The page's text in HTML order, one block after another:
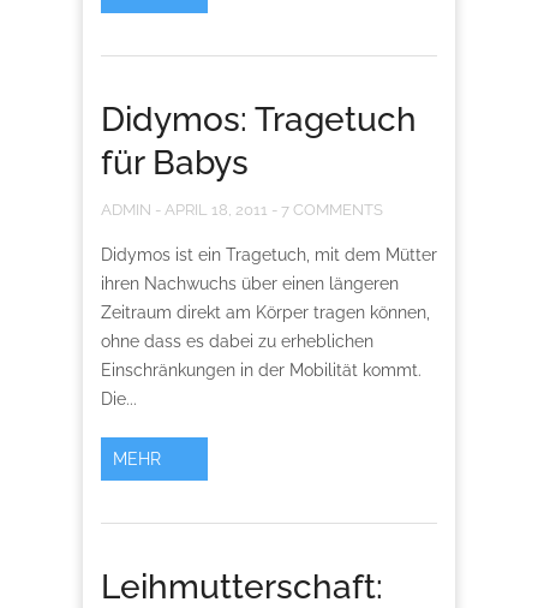
Didymos: Tragetuch
für Babys
ADMIN - APRIL 18, 2011 - 7 COMMENTS
Didymos ist ein Tragetuch, mit dem Mütter
ihren Nachwuchs über einen längeren
Zeitraum direkt am Körper tragen können,
ohne dass es dabei zu erheblichen
Einschränkungen in der Mobilität kommt.
Die...
MEHR
Leihmutterschaft: